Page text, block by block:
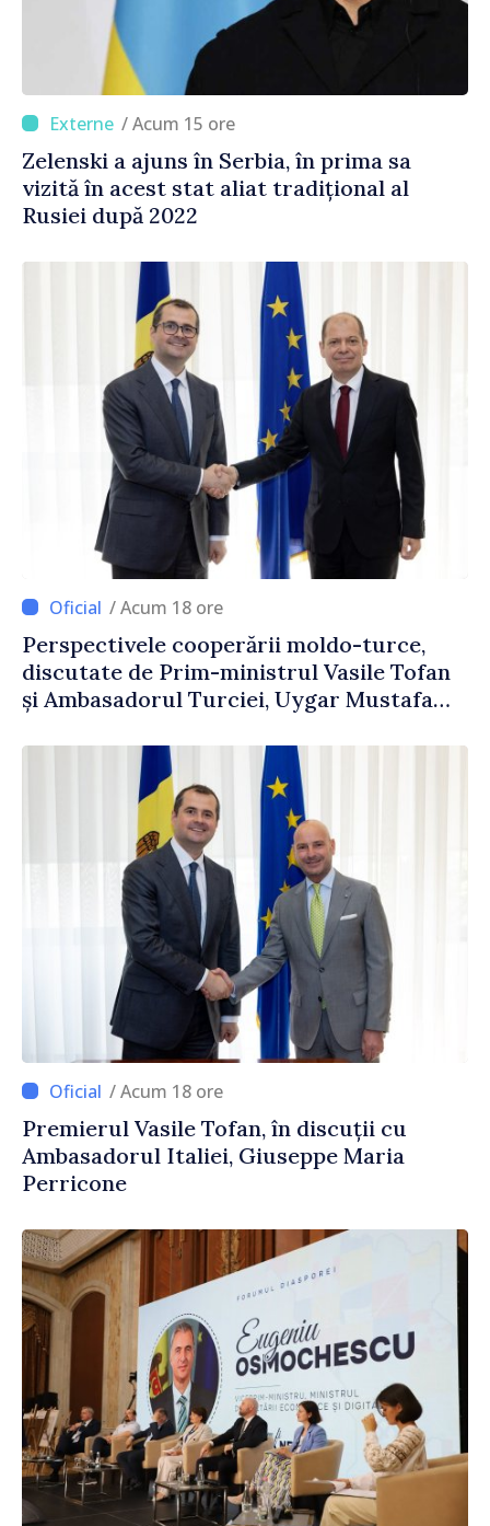
/ Acum 15 ore
Zelenski a ajuns în Serbia, în prima sa
vizită în acest stat aliat tradițional al
Rusiei după 2022
/ Acum 18 ore
Perspectivele cooperării moldo-turce,
discutate de Prim-ministrul Vasile Tofan
și Ambasadorul Turciei, Uygar Mustafa
/ Acum 18 ore
Premierul Vasile Tofan, în discuții cu
Ambasadorul Italiei, Giuseppe Maria
Perricone